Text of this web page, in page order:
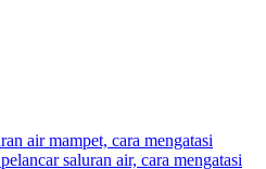
air mampet, cara mengatasi
saluran air, cara mengatasi